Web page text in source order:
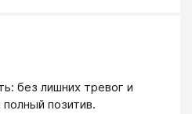
без лишних тревог и
позитив.